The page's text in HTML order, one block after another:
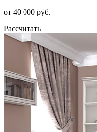
от 40 000 руб.
Рассчитать